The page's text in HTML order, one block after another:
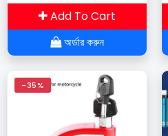
Add To Cart
অর্ডার করুন
-35%